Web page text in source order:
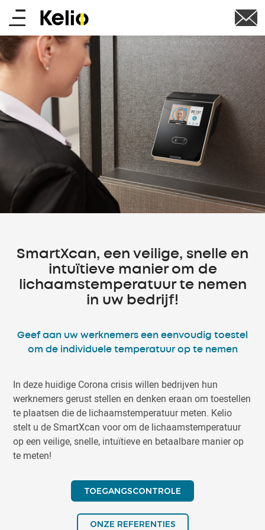
Skip
main
content
Main
menu
SmartXcan, een veilige, snelle en
intuïtieve manier om de
lichaamstemperatuur te nemen
in uw bedrijf!
Geef aan uw werknemers een eenvoudig toestel
om de individuele temperatuur op te nemen
In deze huidige Corona crisis willen bedrijven hun
werknemers gerust stellen en denken eraan om toestellen
te plaatsen die de lichaamstemperatuur meten. Kelio
stelt u de SmartXcan voor om de lichaamstemperatuur
op een veilige, snelle, intuïtieve en betaalbare manier op
te meten!
TOEGANGSCONTROLE
ONZE REFERENTIES